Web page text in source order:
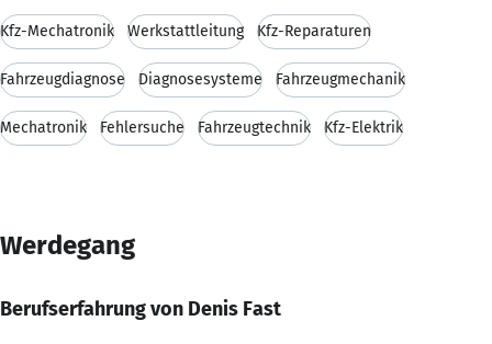
Kfz-Mechatronik Werkstattleitung Kfz-Reparaturen
Fahrzeugdiagnose Diagnosesysteme Fahrzeugmechanik
Mechatronik Fehlersuche Fahrzeugtechnik Kfz-Elektrik
Werdegang
Berufserfahrung von Denis Fast